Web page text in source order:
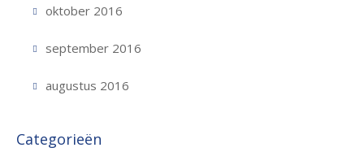
oktober 2016
september 2016
augustus 2016
Categorieën